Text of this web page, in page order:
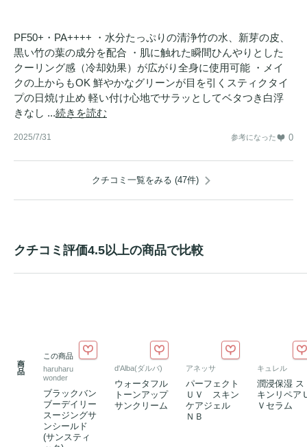
PF50+・PA++++ ・水分たっぷりの清浄竹の水、新芽の皮、
黒い竹の葉の成分を配合 ・肌に触れた瞬間ひんやりとした
クーリング感（冷却効果）が広がり全身に使用可能 ・メイ
クの上からもOK 鮮やかなグリーンが目を引くスティクタイ
プの日焼け止め 軽い付け心地でサラッとしてベタつき白浮
きなし ...続きを読む
2025/7/31 参考になった 0
クチコミ一覧をみる (47件)
クチコミ評価4.5以上の商品で比較
商
品
この商品
haruharu
wonder
ブラックバン
ブーデイリー
スージングサ
ンシールド
(サンスティ
d'Alba(ダルバ)
ウォータフル
トーンアップ
サンクリーム
アネッサ
パーフェクト
ＵＶ スキン
ケアジェル
ＮＢ
キュレル
潤浸保湿 ス
キンリペア
Ｖセラム